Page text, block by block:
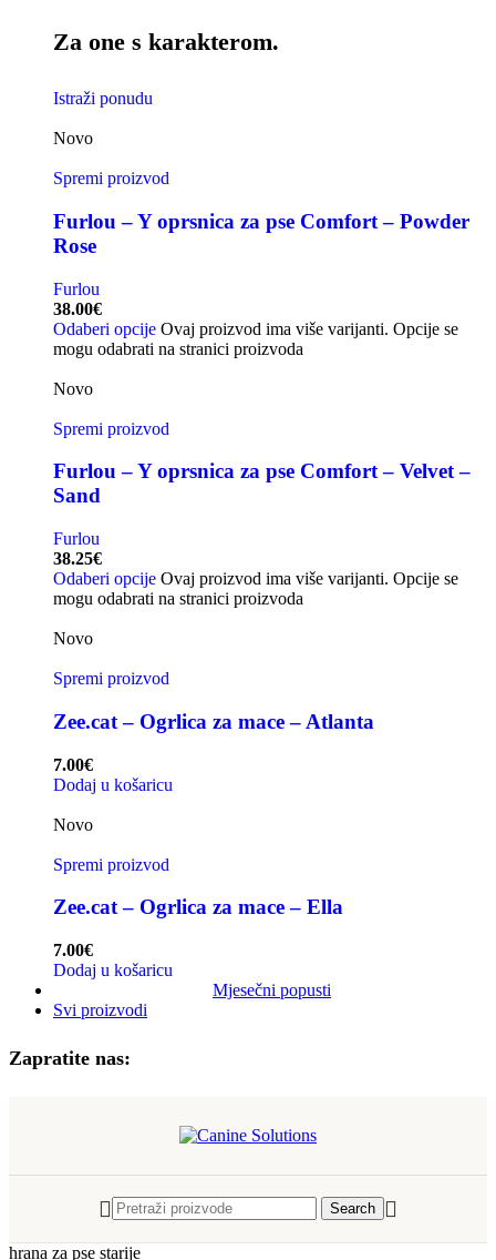
Za one s karakterom.
Istraži ponudu
Novo
Spremi proizvod
Furlou – Y oprsnica za pse Comfort – Powder
Rose
Furlou
38.00€
Odaberi opcije Ovaj proizvod ima više varijanti. Opcije se
mogu odabrati na stranici proizvoda
Novo
Spremi proizvod
Furlou – Y oprsnica za pse Comfort – Velvet –
Sand
Furlou
38.25€
Odaberi opcije Ovaj proizvod ima više varijanti. Opcije se
mogu odabrati na stranici proizvoda
Novo
Spremi proizvod
Zee.cat – Ogrlica za mace – Atlanta
7.00€
Dodaj u košaricu
Novo
Spremi proizvod
Zee.cat – Ogrlica za mace – Ella
7.00€
Dodaj u košaricu
Mjesečni popusti
Svi proizvodi
Zapratite nas:
Search
hrana za pse starije